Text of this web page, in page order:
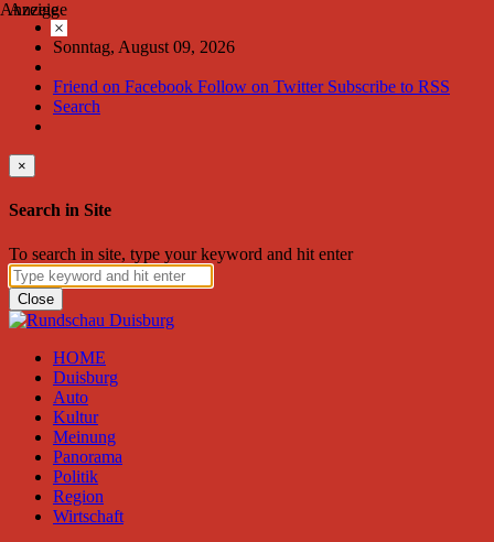
Sonntag, August 09, 2026
Friend on Facebook Follow on Twitter Subscribe to RSS
Search
×
Search in Site
To search in site, type your keyword and hit enter
Close
HOME
Duisburg
Auto
Kultur
Meinung
Panorama
Politik
Region
Wirtschaft
Anzeige
×
Anzeige